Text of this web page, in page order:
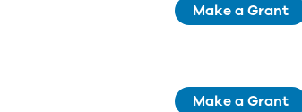
Make a Grant
Make a Grant